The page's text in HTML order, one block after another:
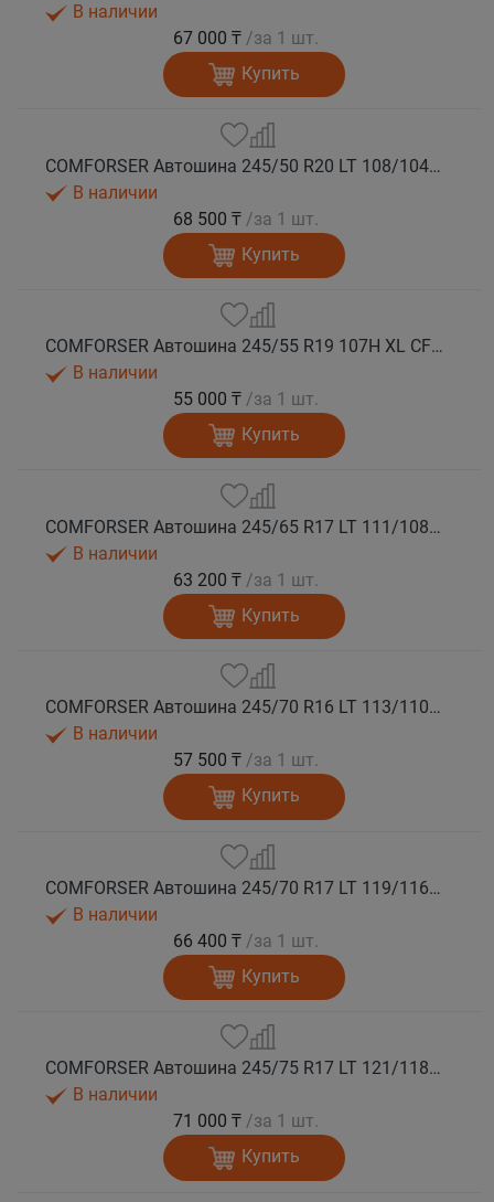
В наличии
67 000 ₸ /за 1 шт.
Купить
COMFORSER Автошина 245/50 R20 LT 108/104S CF1100 RWL лето
В наличии
68 500 ₸ /за 1 шт.
Купить
COMFORSER Автошина 245/55 R19 107H XL CF1100 RWL лето
В наличии
55 000 ₸ /за 1 шт.
Купить
COMFORSER Автошина 245/65 R17 LT 111/108S CF1100 8PR RWL лето
В наличии
63 200 ₸ /за 1 шт.
Купить
COMFORSER Автошина 245/70 R16 LT 113/110S CF1100 8PR RWL лето
В наличии
57 500 ₸ /за 1 шт.
Купить
COMFORSER Автошина 245/70 R17 LT 119/116S CF1100 10PR RWL лето
В наличии
66 400 ₸ /за 1 шт.
Купить
COMFORSER Автошина 245/75 R17 LT 121/118S CF1100 10PR RWL лето
В наличии
71 000 ₸ /за 1 шт.
Купить